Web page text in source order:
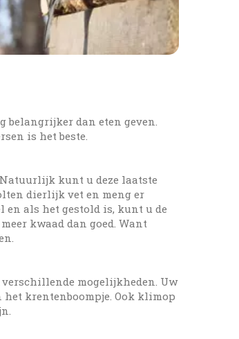
belangrijker dan eten geven.
is het beste.
kunt u deze laatste
dierlijk vet en meng er
en als het gestold is, kunt u de
kwaad dan goed. Want
mogelijkheden. Uw
krentenboompje. Ook klimop